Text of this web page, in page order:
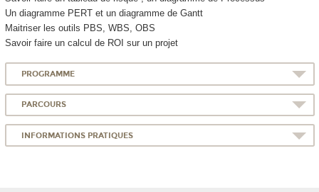
Un diagramme PERT et un diagramme de Gantt
Maitriser les outils PBS, WBS, OBS
Savoir faire un calcul de ROI sur un projet
PROGRAMME
PARCOURS
INFORMATIONS PRATIQUES